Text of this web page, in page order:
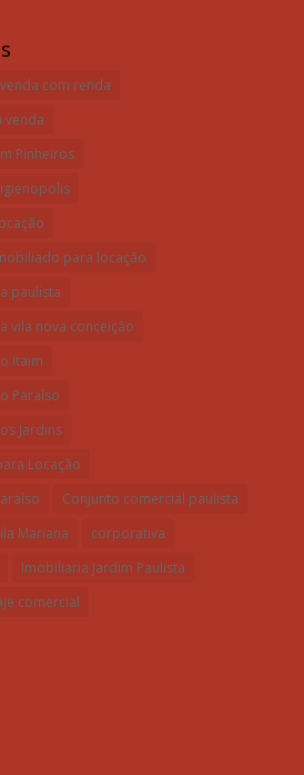
com renda
venda
Pinheiros
para locação
paulista
vila nova conceição
Itaim
Paraíso
Jardins
Locação
Conjunto comercial paulista
Mariana
corporativa
Imobiliaria Jardim Paulista
comercial